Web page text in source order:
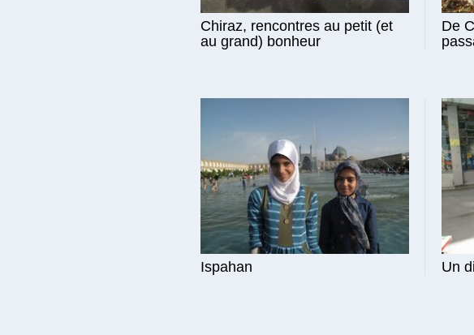
Chiraz, rencontres au petit (et
au grand) bonheur
De
Ispahan Un